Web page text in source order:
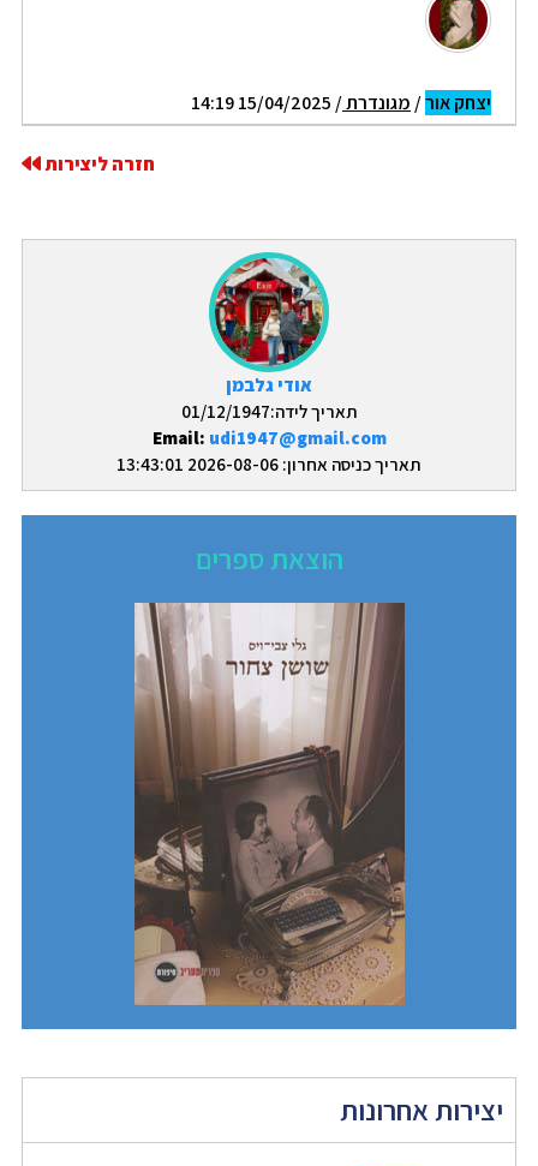
אודי גלבמן
תאריך לידה:01/12/1947
Email: udi1947@gmail.com
תאריך כניסה אחרון: 2026-08-06 13:43:01
הוצאת ספרים
יצירות אחרונות
יצחק אור/ מגונדרת/ 15/04/2025 14:19
חזרה ליצירות